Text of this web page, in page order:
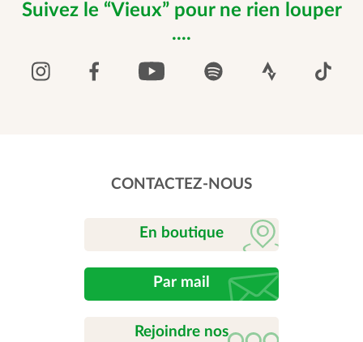
Suivez le “Vieux” pour ne rien louper
....
CONTACTEZ-NOUS
En boutique
Par mail
Rejoindre nos